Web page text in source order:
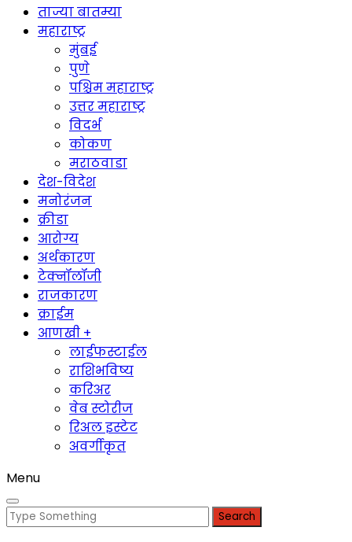
ताज्या बातम्या
महाराष्ट्र
मुंबई
पुणे
पश्चिम महाराष्ट्र
उत्तर महाराष्ट्र
विदर्भ
कोकण
मराठवाडा
देश-विदेश
मनोरंजन
क्रीडा
आरोग्य
अर्थकारण
टेक्नॉलॉजी
राजकारण
क्राईम
आणखी +
लाईफस्टाईल
राशिभविष्य
करिअर
वेब स्टोरीज
रिअल इस्टेट
अवर्गीकृत
Menu
Search